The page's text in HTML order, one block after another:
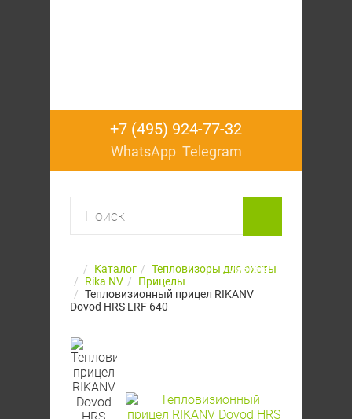
Каталог
Тепловизоры для охоты
Rika NV
Прицелы
Тепловизионный прицел RIKANV
Dovod HRS LRF 640
+7 (495) 924-77-32
WhatsApp Telegram
Корзина